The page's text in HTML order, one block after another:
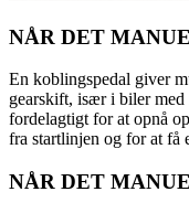
NÅR DET
En koblingspedal giver
gearskift, især i biler
fordelagtigt for at opnå
fra startlinjen og for at få
NÅR DET